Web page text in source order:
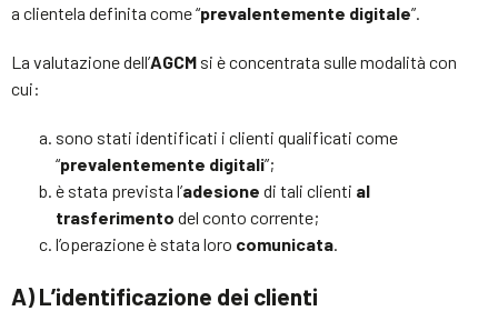
a clientela definita come “prevalentemente digitale”.
La valutazione dell’AGCM si è concentrata sulle modalità con
cui:
sono stati identificati i clienti qualificati come
“prevalentemente digitali”;
è stata prevista l’adesione di tali clienti al
trasferimento del conto corrente;
l’operazione è stata loro comunicata.
A) L’identificazione dei clienti